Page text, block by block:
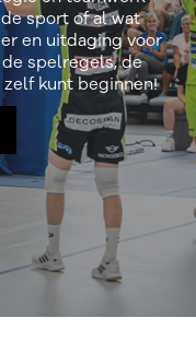
sport of al wat
en uitdaging voor
spelregels, de
kunt beginnen!